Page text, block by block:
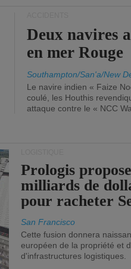
Deux navires
en mer Rouge
Southampton/San'a/New
Le navire indien « Faize
coulé, les Houthis
attaque contre le « NCC
Prologis
milliards de
pour racheter
San Francisco
Cette fusion donnera
européen de la propriété et
d'infrastructures logistiques.